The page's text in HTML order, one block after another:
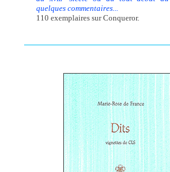
quelques commentaires...
110 exemplaires sur Conqueror.